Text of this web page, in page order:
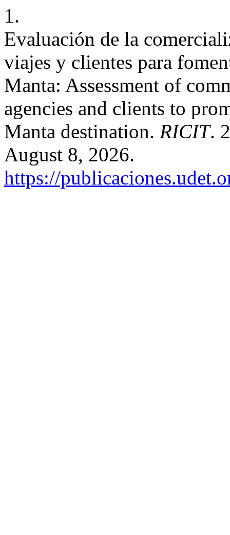
1.
Evaluación de la
viajes y clientes para
Manta: Assessment of
agencies and clients to
Manta destination. RICIT.
August 8, 2026.
https://